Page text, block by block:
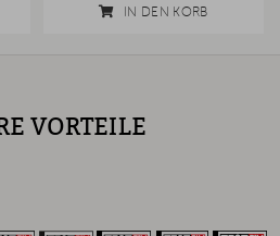
IN DEN KORB
VORTEILE